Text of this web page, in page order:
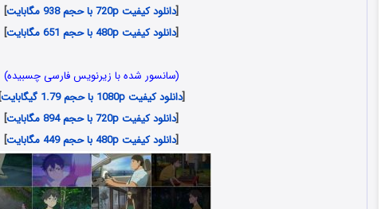
[دانلود کیفیت 720p با حجم 938 مگابایت
]
[دانلود کیفیت 480p با حجم 651 مگابایت ]
(سانسور شده با زیرنویس فارسی چسبیده)
[دانلود کیفیت 1080p با حجم 1.79 گیگابایت
]
[دانلود کیفیت 720p با حجم 894 مگابایت
]
[دانلود کیفیت 480p با حجم 449 مگابایت ]